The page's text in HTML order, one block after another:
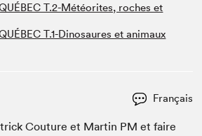
T.2-Météorites, roches et
T.1-Dinosaures et animaux
Français
Cou­ture et Mar­tin PM et faire